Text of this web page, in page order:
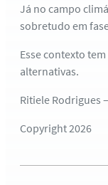
Já no campo
sobretudo em
Esse contexto
alternativas.
Ritiele Rodrigues
Copyright 2026